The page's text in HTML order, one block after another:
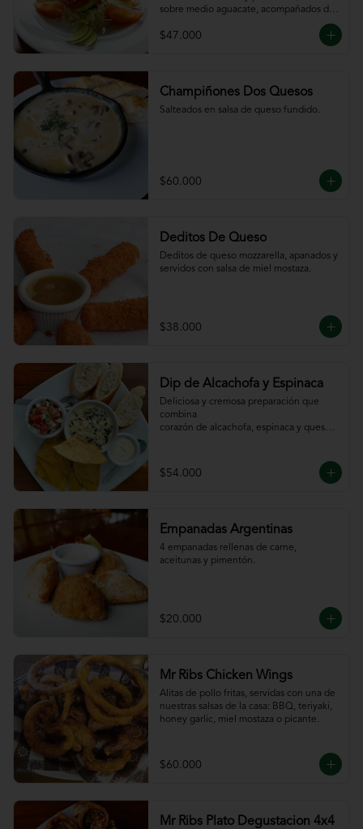
sobre medio aguacate, acompañados de
$47.000
Champiñones Dos Quesos
Salteados en salsa de queso fundido.
$60.000
Deditos De Queso
Deditos de queso mozzarella, apanados y
servidos con salsa de miel mostaza.
$38.000
Dip de Alcachofa y Espinaca
Deliciosa y cremosa preparación que
combina
corazón de alcachofa, espinaca y queso,
pan
de la casa
$54.000
Empanadas Argentinas
4 empanadas rellenas de carne,
aceitunas y pimentón.
$20.000
Mr Ribs Chicken Wings
Alitas de pollo fritas, servidas con una de
nuestras salsas de la casa: BBQ, teriyaki,
honey garlic, miel mostaza o picante.
$60.000
Mr Ribs Plato Degustacion 4x4